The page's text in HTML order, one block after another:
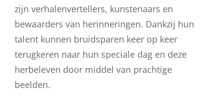
zijn verhalenvertellers, kunstenaars en
bewaarders van herinneringen. Dankzij hun
talent kunnen bruidsparen keer op keer
terugkeren naar hun speciale dag en deze
herbeleven door middel van prachtige
beelden.